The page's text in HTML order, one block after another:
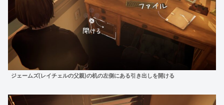
ジェームズ(レイチェルの父親)の机の左側にある引き出しを開ける